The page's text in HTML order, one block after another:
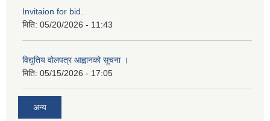
Invitaion for bid.
मिति: 05/20/2026 - 11:43
विद्युतिय वोलपत्र आह्वानको सूचना ।
मिति: 05/15/2026 - 17:05
अन्य